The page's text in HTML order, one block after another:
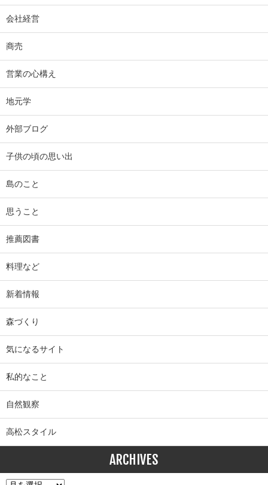
会社経営
商売
営業の心構え
地元学
外部ブログ
子供の頃の思い出
島のこと
思うこと
推薦図書
料理など
新着情報
森づくり
気になるサイト
私的なこと
自然観察
高松スタイル
ARCHIVES